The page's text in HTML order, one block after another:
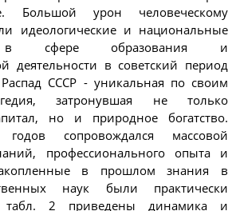
Большой урон человеческому
идеологические и национальные
в сфере образования и
деятельности в советский период
СССР - уникальная по своим
затронувшая не только
но и природное богатство.
сопровождался массовой
профессионального опыта и
в прошлом знания в
наук были практически
2 приведены динамика и